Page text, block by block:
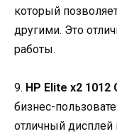
который
другими. Это
работы.
9. HP Elite x2 1012
бизнес-
отличный дисплей